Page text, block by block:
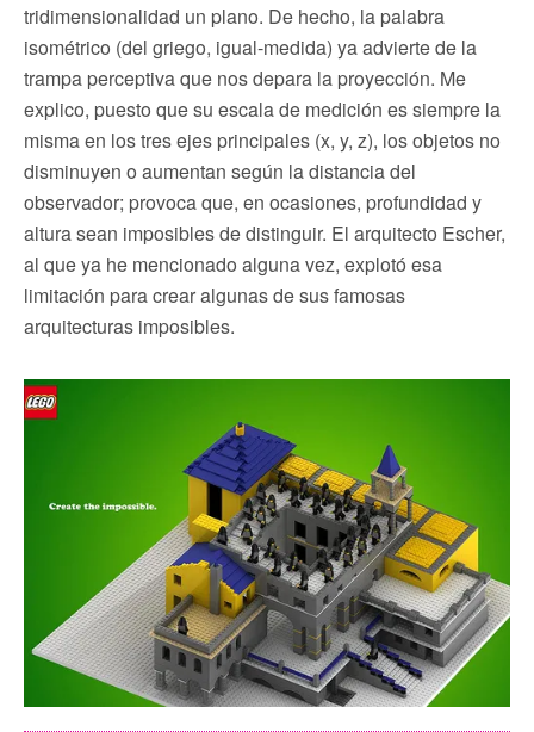
tridimensionalidad un plano. De hecho, la palabra
isométrico (del griego, igual-medida) ya advierte de la
trampa perceptiva que nos depara la proyección. Me
explico, puesto que su escala de medición es siempre la
misma en los tres ejes principales (x, y, z), los objetos no
disminuyen o aumentan según la distancia del
observador; provoca que, en ocasiones, profundidad y
altura sean imposibles de distinguir. El arquitecto Escher,
al que ya he mencionado alguna vez, explotó esa
limitación para crear algunas de sus famosas
arquitecturas imposibles.